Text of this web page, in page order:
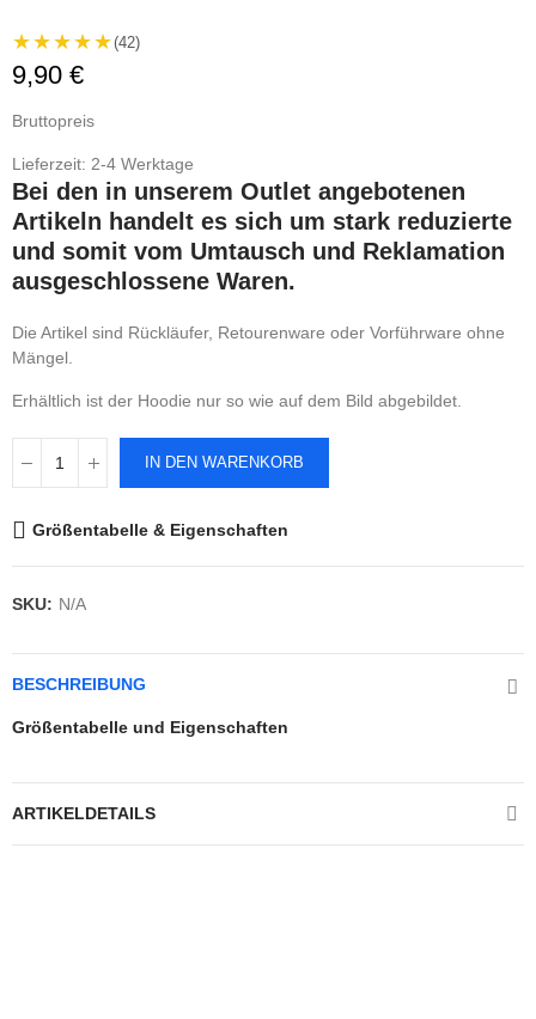
★★★★★(42)
9,90 €
Bruttopreis
Lieferzeit: 2-4 Werktage
Bei den in unserem Outlet angebotenen
Artikeln handelt es sich um stark reduzierte
und somit vom Umtausch und Reklamation
ausgeschlossene Waren.
Die Artikel sind Rückläufer, Retourenware oder Vorführware ohne
Mängel.
Erhältlich ist der Hoodie nur so wie auf dem Bild abgebildet.
IN DEN WARENKORB
Größentabelle & Eigenschaften
SKU: N/A
BESCHREIBUNG
Größentabelle und Eigenschaften
ARTIKELDETAILS